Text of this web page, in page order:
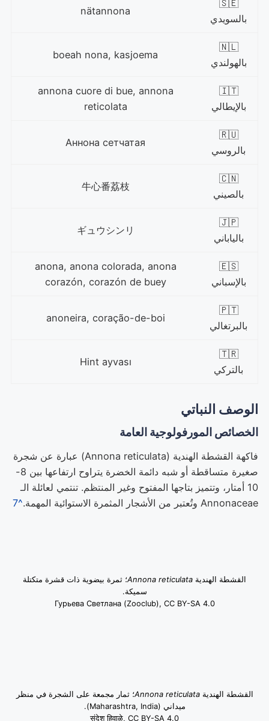
🇸🇪
بالسويدي
nätannona
🇳🇱
بالهولندي
boeah nona, kasjoema
🇮🇹
بالإيطالي
annona cuore di bue, annona
reticolata
🇷🇺
بالروسي
Аннона сетчатая
🇨🇳
بالصيني
牛心番荔枝
🇯🇵
بالياباني
ギュウシンリ
🇪🇸
بالإسباني
anona, anona colorada, anona
corazón, corazón de buey
🇵🇹
بالبرتغالي
anoneira, coração-de-boi
🇹🇷
بالتركي
Hint ayvası
الوصف النباتي
الخصائص المورفولوجية العامة
فاكهة القشطة الهندية (Annona reticulata) عبارة عن شجرة
صغيرة متساقطة أو شبه دائمة الخضرة يتراوح ارتفاعها بين 8-
10 أمتار، وتتميز بتاجها المفتوح وغير المنتظم. تنتمي لعائلة الـ
Annonaceae وتُعتبر من الأشجار المثمرة الاستوائية المهمة.
^7
القشطة الهندية Annona reticulata؛ ثمرة بيضوية ذات قشرة متكتلة
سميكة.
Гурьева Светлана (Zooclub), CC BY-SA 4.0
القشطة الهنديةAnnona reticulata؛ ثمار مجمعة على الشجرة في منظر
ميداني (Maharashtra, India).
संदेश हिवाळे, CC BY-SA 4.0